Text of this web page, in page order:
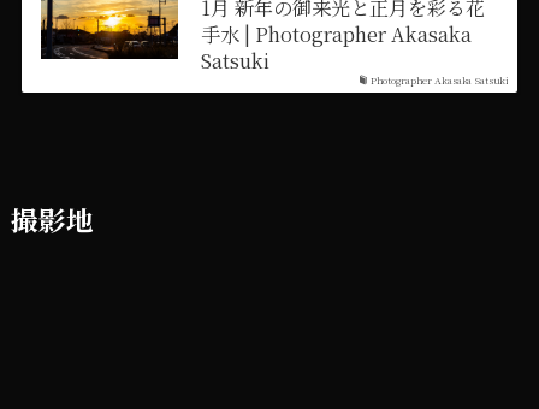
Photographer Akasaka Satsuki
1月 新年の御来光と正月を彩る花
手水 | Photographer Akasaka
Satsuki
撮影地